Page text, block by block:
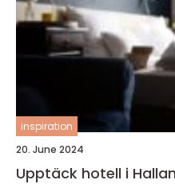
inspiration
20. June 2024
Upptäck hotell i